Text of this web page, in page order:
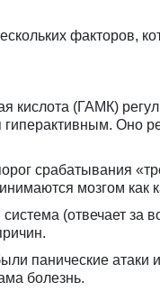
факторов,
(ГАМК)
Оно
срабатывания
мозгом как
(отвечает за
панические
болезнь.